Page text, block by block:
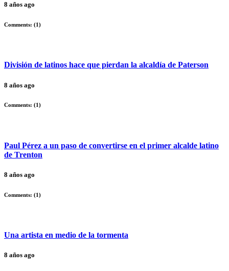
8 años ago
Comments: (1)
División de latinos hace que pierdan la alcaldía de Paterson
8 años ago
Comments: (1)
Paul Pérez a un paso de convertirse en el primer alcalde latino
de Trenton
8 años ago
Comments: (1)
Una artista en medio de la tormenta
8 años ago